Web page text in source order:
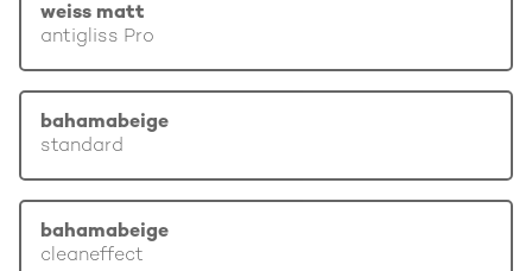
weiss matt
antigliss Pro
bahamabeige
standard
bahamabeige
cleaneffect